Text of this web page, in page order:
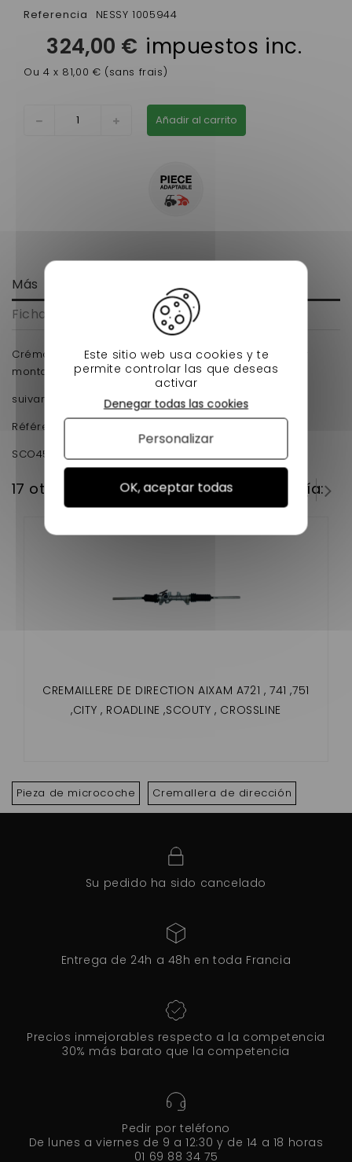
Referencia NESSY 1005944
324,00 € impuestos inc.
Ou 4 x 81,00 € (sans frais)
Añadir al carrito
Más
Ficha técnica
Crémaillère de direction Microcar MGO 1, MGO 2 (1er
montage) voiture sans permis
suivant n° de châssis
Référence d'origine : 1005944
SCO450014
17 otros productos en la misma categoría:
CREMAILLERE DE DIRECTION AIXAM A721 , 741 ,751
,CITY , ROADLINE ,SCOUTY , CROSSLINE
Pieza de microcoche Cremallera de dirección
Su pedido ha sido cancelado
Entrega de 24h a 48h en toda Francia
Precios inmejorables respecto a la competencia
30% más barato que la competencia
Pedir por teléfono
De lunes a viernes de 9 a 12:30 y de 14 a 18 horas
01 69 88 34 75
Este sitio web usa cookies y te
permite controlar las que deseas
activar
OK, aceptar todas
Denegar todas las cookies
Personalizar